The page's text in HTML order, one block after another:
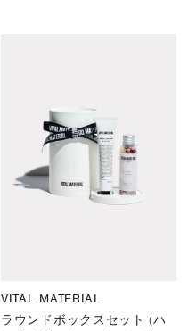
VITAL MATERIAL
ラウンドボックスセット (ハ